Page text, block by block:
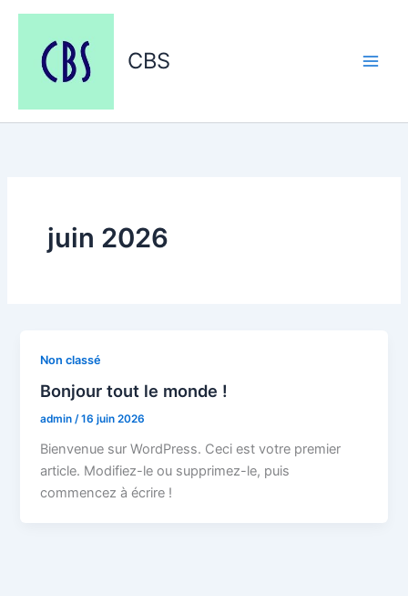
Aller
contenu
CBS
juin 2026
Non classé
Bonjour tout le monde !
admin /16 juin 2026
Bienvenue sur WordPress. Ceci est votre premier
article. Modifiez-le ou supprimez-le, puis
commencez à écrire !